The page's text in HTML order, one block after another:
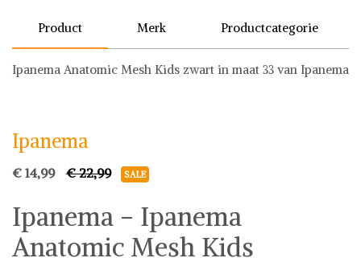
Product Merk Productcategorie
Ipanema Anatomic Mesh Kids zwart in maat 33 van Ipanema
Ipanema
€ 14,99 € 22,99 SALE
Ipanema - Ipanema
Anatomic Mesh Kids